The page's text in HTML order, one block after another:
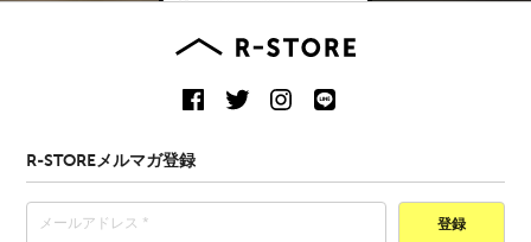
R-STOREメルマガ登録
登録